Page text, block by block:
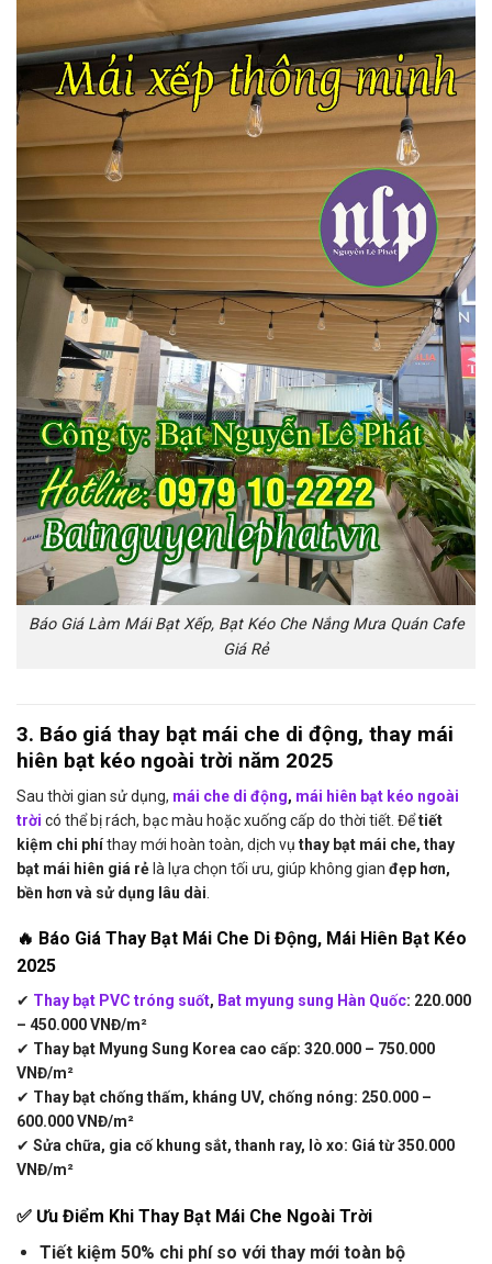
Báo Giá Làm Mái Bạt Xếp, Bạt Kéo Che Nắng Mưa Quán Cafe
Giá Rẻ
3. Báo giá thay bạt mái che di động, thay mái
hiên bạt kéo ngoài trời năm 2025
Sau thời gian sử dụng, mái che di động, mái hiên bạt kéo ngoài
trời có thể bị rách, bạc màu hoặc xuống cấp do thời tiết. Đểtiết
kiệm chi phíthay mới hoàn toàn, dịch vụ thay bạt mái che, thay
bạt mái hiên giá rẻ là lựa chọn tối ưu, giúp không gian đẹp hơn,
bền hơn và sử dụng lâu dài.
🔥 Báo Giá Thay Bạt Mái Che Di Động, Mái Hiên Bạt Kéo
2025
✔ Thay bạt PVC tróng suốt, Bat myung sung Hàn Quốc: 220.000
– 450.000 VNĐ/m²
✔ Thay bạt Myung Sung Korea cao cấp: 320.000 – 750.000
VNĐ/m²
✔ Thay bạt chống thấm, kháng UV, chống nóng: 250.000 –
600.000 VNĐ/m²
✔ Sửa chữa, gia cố khung sắt, thanh ray, lò xo: Giá từ 350.000
VNĐ/m²
✅ Ưu Điểm Khi Thay Bạt Mái Che Ngoài Trời
Tiết kiệm 50% chi phí so với thay mới toàn bộ